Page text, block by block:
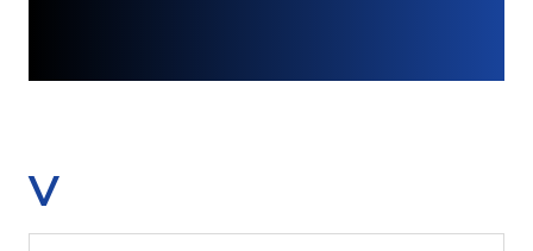
V